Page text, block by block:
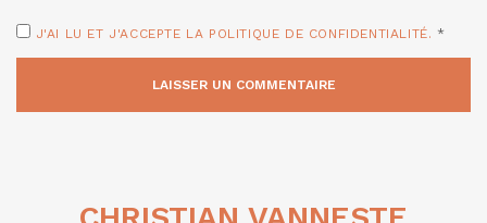
J'AI LU ET J'ACCEPTE LA POLITIQUE DE CONFIDENTIALITÉ. *